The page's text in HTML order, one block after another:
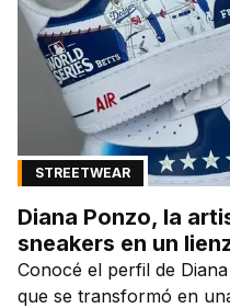
STREETWEAR
Diana Ponzo, la
sneakers en un
Conocé el perfil de
que se transformó en